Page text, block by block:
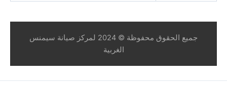
جميع الحقوق محفوظة © 2024 لمركز صيانة سيمنس
الغربية